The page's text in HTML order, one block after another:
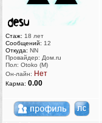
Стаж: 18 лет
Сообщений: 12
Откуда: NN
Провайдер: Дом.ru
Пол: Otoko (M)
Он-лайн: Нет
Карма: 0.00